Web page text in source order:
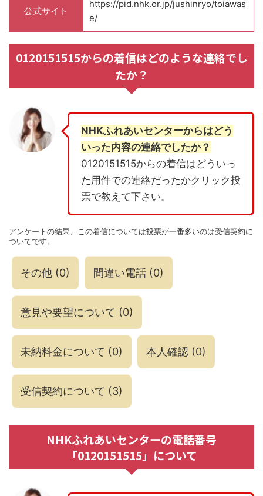
公式サイト
https://pid.nhk.or.jp/jushinryo/toiawas
e/
0120151515からの着信はどのような連絡でし
たか？
NHKふれあいセンターからはどう
いった内容の連絡でしたか？
0120151515からの着信はどういっ
た用件での連絡だったかクリック投
票で教えて下さい。
アンケートの結果、この着信については投票が一番多いのは受信契約に
ついてです。
その他 (0) 間違い電話 (0)
意見や要望について (0)
未納料金について (0) 本人確認 (0)
受信契約について (3)
NHKふれあいセンターの電話番号
「0120151515」について